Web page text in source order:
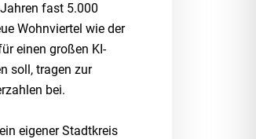
fast 5.000
Wohnviertel wie der
einen großen KI-
soll, tragen zur
bei.
eigener Stadtkreis